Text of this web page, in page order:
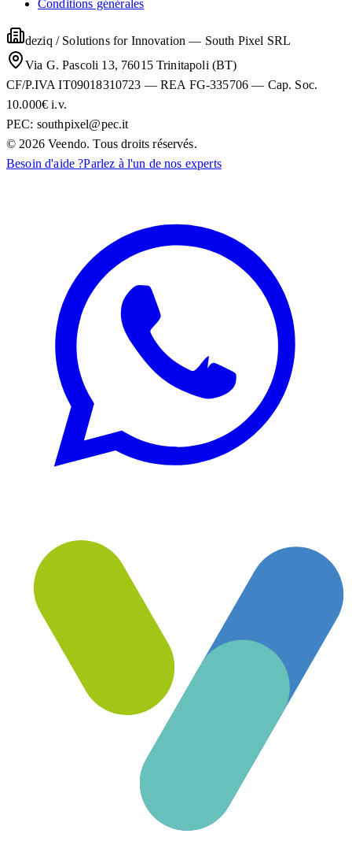
Conditions générales
deziq / Solutions for Innovation — South Pixel SRL
Via G. Pascoli 13, 76015 Trinitapoli (BT)
CF/P.IVA IT09018310723 — REA FG-335706 — Cap. Soc.
10.000€ i.v.
PEC: southpixel@pec.it
© 2026 Veendo. Tous droits réservés.
Besoin d'aide ?Parlez à l'un de nos experts